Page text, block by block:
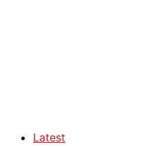
Latest